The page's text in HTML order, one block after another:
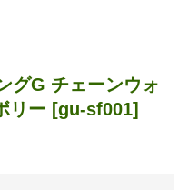
グG チェーンウォ
リー [gu-sf001]